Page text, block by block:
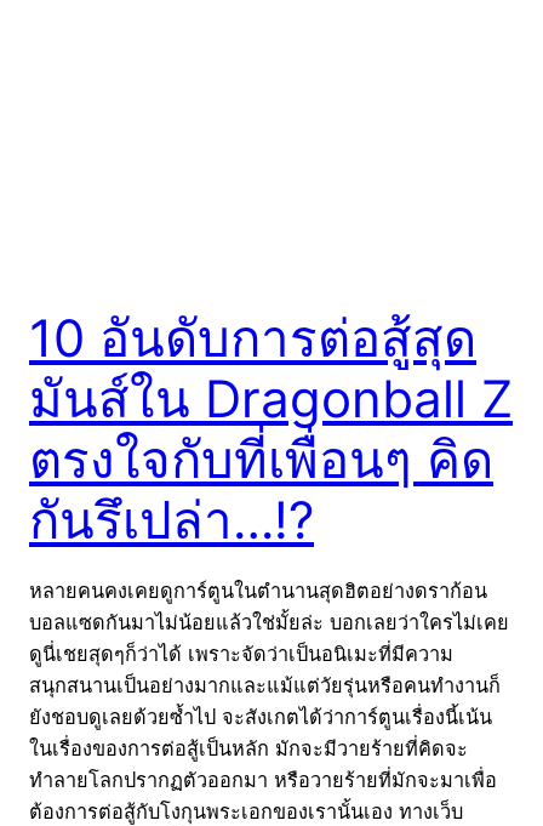
10 อันดับการต่อสู้สุด
มันส์ใน Dragonball Z
ตรงใจกับที่เพื่อนๆ คิด
กันรึเปล่า…!?
หลายคนคงเคยดูการ์ตูนในตำนานสุดฮิตอย่างดราก้อน
บอลแซดกันมาไม่น้อยแล้วใช่มั้ยล่ะ บอกเลยว่าใครไม่เคย
ดูนี่เชยสุดๆก็ว่าได้ เพราะจัดว่าเป็นอนิเมะที่มีความ
สนุกสนานเป็นอย่างมากและแม้แต่วัยรุ่นหรือคนทำงานก็
ยังชอบดูเลยด้วยซ้ำไป จะสังเกตได้ว่าการ์ตูนเรื่องนี้เน้น
ในเรื่องของการต่อสู้เป็นหลัก มักจะมีวายร้ายที่คิดจะ
ทำลายโลกปรากฏตัวออกมา หรือวายร้ายที่มักจะมาเพื่อ
ต้องการต่อสู้กับโงกุนพระเอกของเรานั้นเอง ทางเว็บ